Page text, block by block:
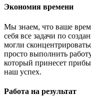
Экономия времени
Мы знаем, что ваше
себя все задачи по
могли
просто выполнить
который принесет
наш успех.
Работа на результат